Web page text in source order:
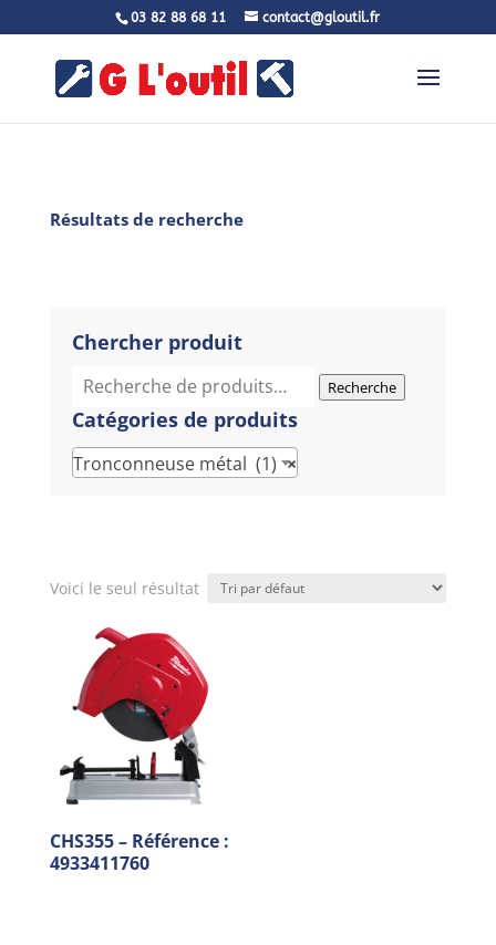
03 82 88 68 11 contact@gloutil.fr
Résultats de recherche
Chercher produit
Recherche
pour :
Recherche
Catégories de produits
×
Tronconneuse métal (1)
Voici le seul résultat
CHS355 – Référence :
4933411760